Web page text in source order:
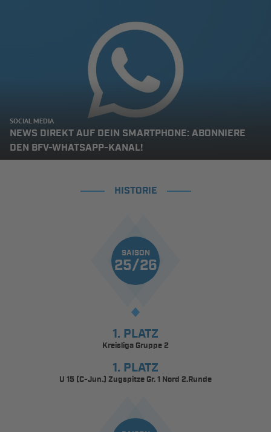
SOCIAL MEDIA
NEWS DIREKT AUF DEIN SMARTPHONE: ABONNIERE
DEN BFV-WHATSAPP-KANAL!
HISTORIE
SAISON
25/26
1. PLATZ
Kreisliga Gruppe 2
1. PLATZ
U 15 (C-Jun.) Zugspitze Gr. 1 Nord 2.Runde